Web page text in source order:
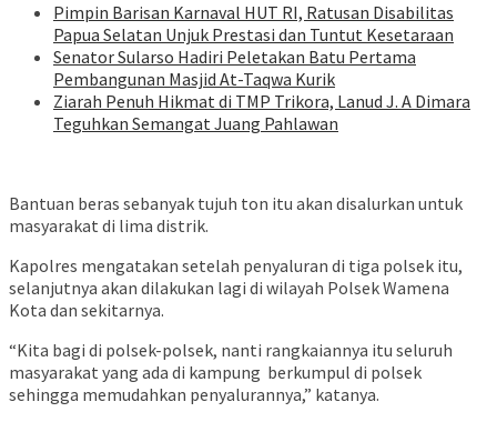
Pimpin Barisan Karnaval HUT RI, Ratusan Disabilitas
Papua Selatan Unjuk Prestasi dan Tuntut Kesetaraan
Senator Sularso Hadiri Peletakan Batu Pertama
Pembangunan Masjid At-Taqwa Kurik
Ziarah Penuh Hikmat di TMP Trikora, Lanud J. A Dimara
Teguhkan Semangat Juang Pahlawan
Bantuan beras sebanyak tujuh ton itu akan disalurkan untuk
masyarakat di lima distrik.
Kapolres mengatakan setelah penyaluran di tiga polsek itu,
selanjutnya akan dilakukan lagi di wilayah Polsek Wamena
Kota dan sekitarnya.
“Kita bagi di polsek-polsek, nanti rangkaiannya itu seluruh
masyarakat yang ada di kampung berkumpul di polsek
sehingga memudahkan penyalurannya,” katanya.